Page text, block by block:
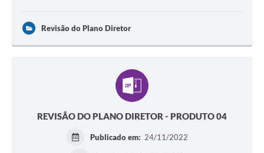
Revisão do Plano Diretor
REVISÃO DO PLANO DIRETOR - PRODUTO 04
Publicado em: 24/11/2022